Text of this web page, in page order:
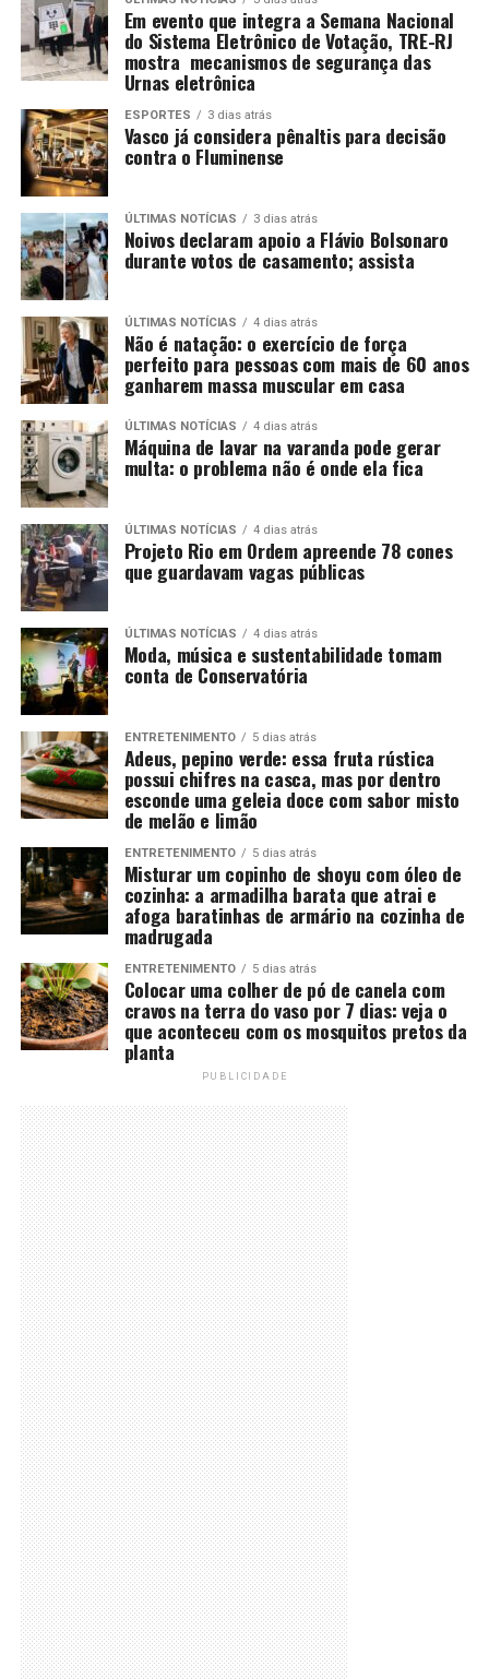
Em evento que integra a Semana Nacional
do Sistema Eletrônico de Votação, TRE-RJ
mostra mecanismos de segurança das
Urnas eletrônica
ESPORTES 3 dias atrás
Vasco já considera pênaltis para decisão
contra o Fluminense
ÚLTIMAS NOTÍCIAS 3 dias atrás
Noivos declaram apoio a Flávio Bolsonaro
durante votos de casamento; assista
ÚLTIMAS NOTÍCIAS 4 dias atrás
Não é natação: o exercício de força
perfeito para pessoas com mais de 60 anos
ganharem massa muscular em casa
ÚLTIMAS NOTÍCIAS 4 dias atrás
Máquina de lavar na varanda pode gerar
multa: o problema não é onde ela fica
ÚLTIMAS NOTÍCIAS 4 dias atrás
Projeto Rio em Ordem apreende 78 cones
que guardavam vagas públicas
ÚLTIMAS NOTÍCIAS 4 dias atrás
Moda, música e sustentabilidade tomam
conta de Conservatória
ENTRETENIMENTO 5 dias atrás
Adeus, pepino verde: essa fruta rústica
possui chifres na casca, mas por dentro
esconde uma geleia doce com sabor misto
de melão e limão
ENTRETENIMENTO 5 dias atrás
Misturar um copinho de shoyu com óleo de
cozinha: a armadilha barata que atrai e
afoga baratinhas de armário na cozinha de
madrugada
ENTRETENIMENTO 5 dias atrás
Colocar uma colher de pó de canela com
cravos na terra do vaso por 7 dias: veja o
que aconteceu com os mosquitos pretos da
planta
PUBLICIDADE